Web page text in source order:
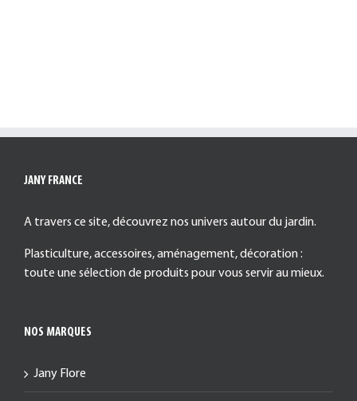
JANY FRANCE
A travers ce site, découvrez nos univers autour du jardin.
Plasticulture, accessoires, aménagement, décoration :
toute une sélection de produits pour vous servir au mieux.
NOS MARQUES
Jany Flore